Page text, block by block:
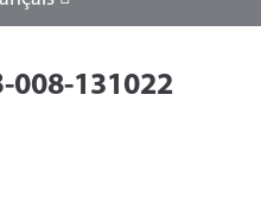
008-131022